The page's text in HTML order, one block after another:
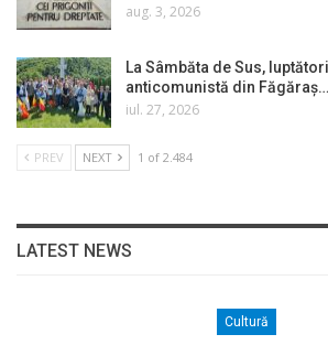
aug. 3, 2026
La Sâmbăta de Sus,
anticomunistă din Făgăraș…
iul. 27, 2026
PREV NEXT 1 of 2.484
LATEST NEWS
Cultură